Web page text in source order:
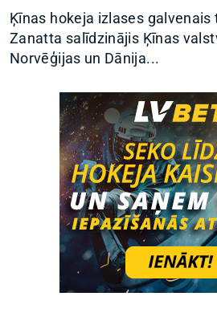
Ķīnas hokeja izlases
Zanatta salīdzinājis Ķīnas
Norvēģijas un Dānija...